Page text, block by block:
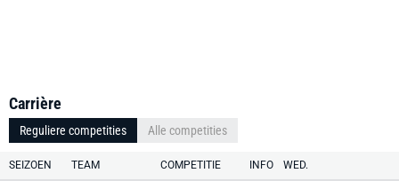
Carrière
Reguliere competities Alle competities
SEIZOEN TEAM COMPETITIE INFO WED.